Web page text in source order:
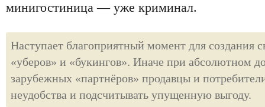
минигостиница — уже криминал.
Наступает благоприятный момент для создания
«уберов» и «букингов». Иначе при абсолютном
зарубежных «партнёров» продавцы и
неудобства и подсчитывать упущенную выгоду.